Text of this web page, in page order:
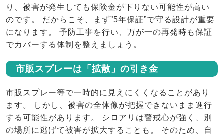
り、被害が発生しても保険金が下りない可能性が高い
のです。 だからこそ、まず”5年保証”で守る設計が重要
になります。 予防工事を行い、万が一の再発時も保証
でカバーする体制を整えましょう。
市販スプレーは「拡散」の引き金
市販スプレー等で一時的に見えにくくなることがあり
ます。 しかし、被害の全体像が把握できないまま進行
する可能性があります。 シロアリは警戒心が強く、別
の場所に逃げて被害が拡大することも。 そのため、自